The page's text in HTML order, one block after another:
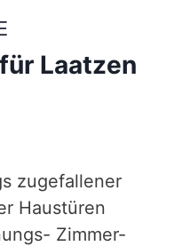
Laatzen
zugefallener
Haustüren
Zimmer-